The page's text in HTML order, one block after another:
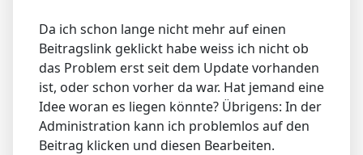
Da ich schon lange nicht mehr auf einen
Beitragslink geklickt habe weiss ich nicht ob
das Problem erst seit dem Update vorhanden
ist, oder schon vorher da war. Hat jemand eine
Idee woran es liegen könnte? Übrigens: In der
Administration kann ich problemlos auf den
Beitrag klicken und diesen Bearbeiten.